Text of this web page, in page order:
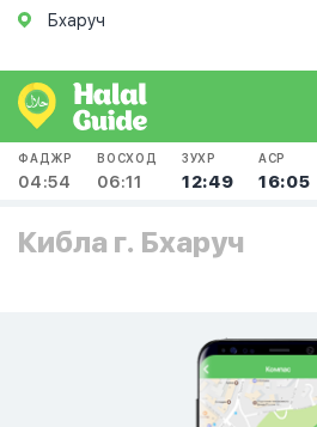
Бхаруч
ФАДЖР
04:54
ВОСХОД
06:11
ЗУХР
12:49
АСР
16:05
Кибла г. Бхаруч